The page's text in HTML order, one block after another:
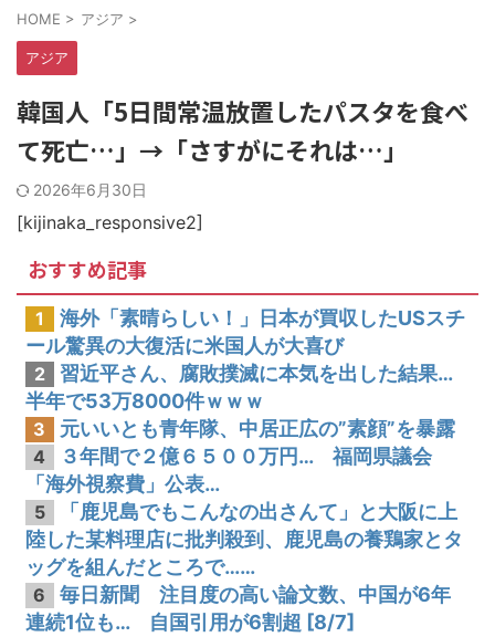
習近平さん、腐敗撲滅に本気を出した結果…半年で53万8000件ｗｗｗ
３年間で２億６５００万円… 福岡県議会「海外視察費」公表…
HOME > アジア >
アジア
韓国人「5日間常温放置したパスタを食べ
て死亡…」→「さすがにそれは…」
2026年6月30日
[kijinaka_responsive2]
おすすめ記事
1
海外「素晴らしい！」日本が買収したUSスチ
ール驚異の大復活に米国人が大喜び
2
習近平さん、腐敗撲滅に本気を出した結果…
半年で53万8000件ｗｗｗ
3 元いいとも青年隊、中居正広の”素顔”を暴露
4
３年間で２億６５００万円… 福岡県議会
「海外視察費」公表…
5
「鹿児島でもこんなの出さんて」と大阪に上
陸した某料理店に批判殺到、鹿児島の養鶏家とタ
ッグを組んだところで……
6
毎日新聞 注目度の高い論文数、中国が6年
連続1位も… 自国引用が6割超 [8/7]